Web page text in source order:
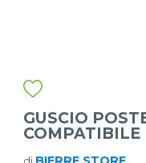
GUSCIO
COMPATIBILE